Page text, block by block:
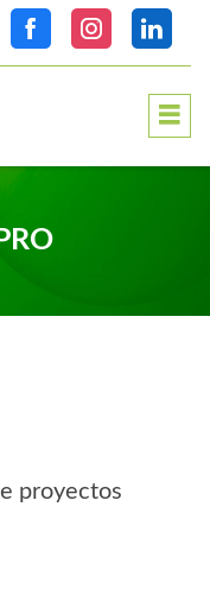
proyectos